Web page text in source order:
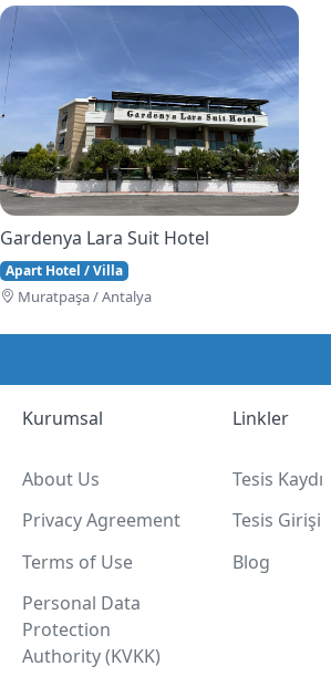
Gardenya Lara Suit Hotel
Apart Hotel / Villa
Muratpaşa / Antalya
Kurumsal
About Us
Privacy Agreement
Terms of Use
Personal Data
Protection
Authority (KVKK)
Linkler
Tesis Kaydı
Tesis Girişi
Blog